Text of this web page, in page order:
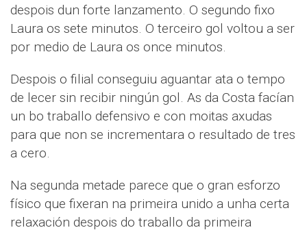
despois dun forte lanzamento. O segundo fixo
Laura os sete minutos. O terceiro gol voltou a ser
por medio de Laura os once minutos.
Despois o filial conseguiu aguantar ata o tempo
de lecer sin recibir ningún gol. As da Costa facían
un bo traballo defensivo e con moitas axudas
para que non se incrementara o resultado de tres
a cero.
Na segunda metade parece que o gran esforzo
físico que fixeran na primeira unido a unha certa
relaxación despois do traballo da primeira